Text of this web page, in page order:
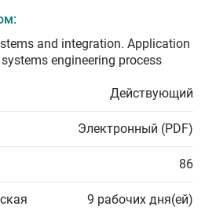
and integration. Application
engineering process
Действующий
Электронный (PDF)
86
9 рабочих дня(ей)